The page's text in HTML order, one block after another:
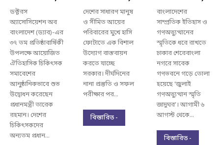
ডক্টরস
অ্যাসোসিয়েশন অব
বাংলাদেশ (ড্যাব)-এর
৩৭ তম প্রতিষ্ঠাবার্ষিকী
উপলক্ষে আয়োজিত
ঐতিহাসিক চিকিৎসক
সমাবেশের
আনুষ্ঠানিকভাবে শুভ
উদ্বোধন করেছেন
প্রধানমন্ত্রী তারেক
রহমান। দেশের
চিকিৎসকদের
অন্যতম প্রধান...
দেশের সাধারণ মানুষ
ও সীমিত আয়ের
পরিবারের মুখে হাসি
ফোটাতে এক বিশাল
উদ্যোগ বাস্তবায়ন
করতে যাচ্ছে
সরকার। দীর্ঘদিনের
নানা প্রস্তুতি ও সফল
পরীক্ষার পর...
বিস্তারিত -
বাংলাদেশের
সাম্প্রতিক ইতিহাস ও
গণঅভ্যুত্থানের
স্মৃতিকে ধরে রাখতে
ঢাকার শেরেবাংলা
নগরে সাবেক
গণভবনে গড়ে তোলা
হয়েছে ‘জুলাই
গণঅভ্যুত্থান স্মৃতি
জাদুঘর’। আগামী ৬
আগস্ট থেকে...
বিস্তারিত -